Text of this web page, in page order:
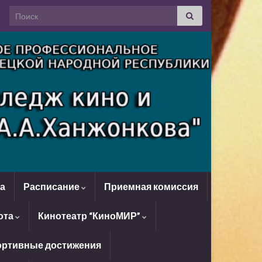
Search for:
Расписание Приемная комиссия
Кинотеатр “КиноМИР”
достижения